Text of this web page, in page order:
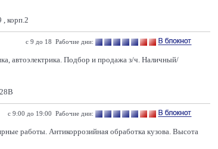
, корп.2
с 9 до 18 Рабочие дни:
автоэлектрика. Подбор и продажа з/ч. Наличный/
с 9:00 до 19:00 Рабочие дни:
работы. Антикоррозийная обработка кузова. Высота